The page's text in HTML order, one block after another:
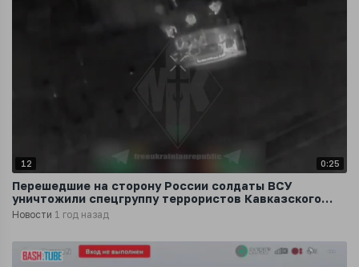
12 0:25
Перешедшие на сторону России солдаты ВСУ
уничтожили спецгруппу террористов Кавказского
легиона под Покровском
Новости 1 год назад